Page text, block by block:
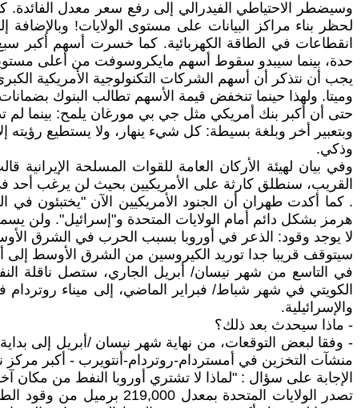
لحظر بناء مراكز البيانات على مستوى الولايات!
حدة، بينما سيبدو سقوط أسهم مايكروسوفت من أعلى مستوياتها بنسبة 33.4٪ كما تتساقط أوراق
يجب أن نتذكر أن أسهم الشركات التكنولوجية الأمريكية
وميتا. ولهذا حينما تنخفض قيمة الأسهم تطالب البنوك
حتى أن أكبر بنك أمريكي مثل جي بي مورغان يلمح: بينما لم
وبتعبير أخر وبلغة بسيطة: كل شيء ينهار، ولا يستطيع رؤيته
وذكي.
وفي بيان لهيئة الأركان العامة للقوات المسلحة
القريب، سنطلق كارثة على الأمريكيين بحيث لن يرغب
. كما أكدت طهران أن الجنود الأمريكيين الآن "يختبئون
هرمز بشكل دائم أمام الولايات المتحدة و"إسرائيل". ولن
لا يوجد وقود: الذعر في أوروبا بسبب الحرب في الشرق
سيتوقف قريبا جدا توريد الكيروسين من الشرق الأوسط إلى أوروبا، الذي كان يمثل 30-50٪
الكويتي في شهر شباط/ فبراير الماضي، إلى ميناء
والإسرائيلية.
- ماذا سيحدث بعد ذلك؟
- وفقا لبعض التوقعات، من نهاية شهر نيسان /أبريل إلى
منشآت التخزين في أمستردام-روتردام-أنتويرب - أكبر
الإجابة على سؤال : "لماذا لا تشتري أوروبا النفط من مكان